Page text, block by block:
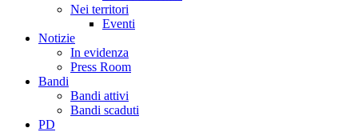
Nei territori
Eventi
Notizie
In evidenza
Press Room
Bandi
Bandi attivi
Bandi scaduti
PD